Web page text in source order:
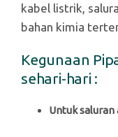
kabel listrik,
bahan kimia
Kegunaan
sehari-hari :
Untuk saluran